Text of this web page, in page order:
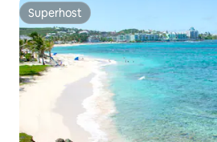
Superhost
Superhost